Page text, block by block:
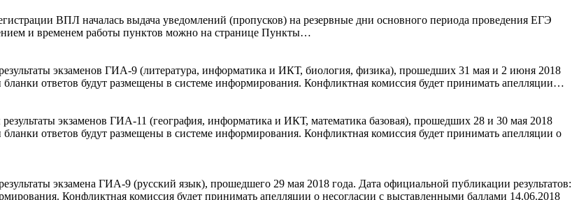
ВПЛ началась выдача уведомлений (пропусков) на резервные дни основного периода проведения ЕГЭ
и временем работы пунктов можно на странице Пункты…
экзаменов ГИА-9 (литература, информатика и ИКТ, биология, физика), прошедших 31 мая и 2 июня 2018
бланки ответов будут размещены в системе информирования. Конфликтная комиссия будет принимать апелляции…
экзаменов ГИА-11 (география, информатика и ИКТ, математика базовая), прошедших 28 и 30 мая 2018
ответов будут размещены в системе информирования. Конфликтная комиссия будет принимать апелляции о
экзамена ГИА-9 (русский язык), прошедшего 29 мая 2018 года. Дата официальной публикации результатов:
Конфликтная комиссия будет принимать апелляции о несогласии с выставленными баллами 14.06.2018